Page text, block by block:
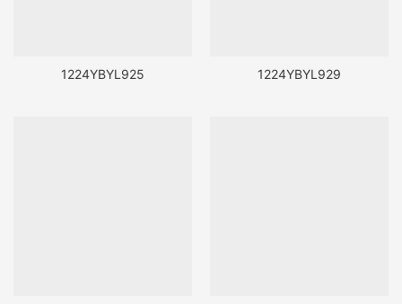
1224YBYL925 1224YBYL929